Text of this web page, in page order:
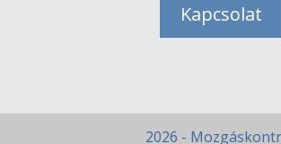
Kapcsolat
2026 -